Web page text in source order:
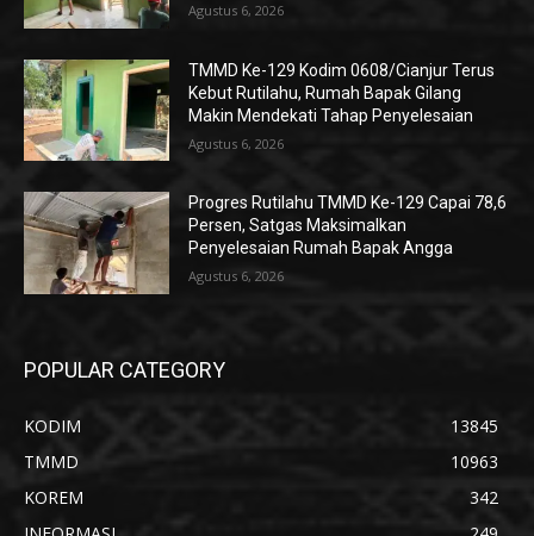
Agustus 6, 2026
TMMD Ke-129 Kodim 0608/Cianjur Terus
Kebut Rutilahu, Rumah Bapak Gilang
Makin Mendekati Tahap Penyelesaian
Agustus 6, 2026
Progres Rutilahu TMMD Ke-129 Capai 78,6
Persen, Satgas Maksimalkan
Penyelesaian Rumah Bapak Angga
Agustus 6, 2026
POPULAR CATEGORY
KODIM
13845
TMMD
10963
KOREM
342